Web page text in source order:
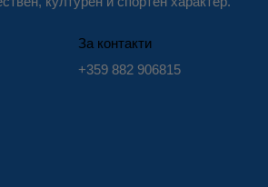
За контакти
+359 882 906815